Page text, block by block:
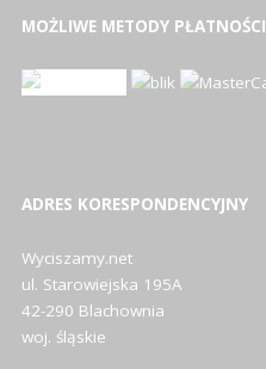
MOŻLIWE METODY PŁATNOŚCI
ADRES KORESPONDENCYJNY
Wyciszamy.net
ul. Starowiejska 195A
42-290 Blachownia
woj. śląskie